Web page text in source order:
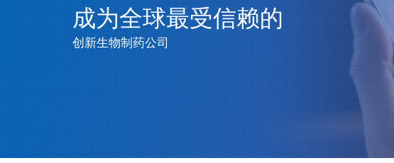
成为全球最受信赖的
创新生物制药公司